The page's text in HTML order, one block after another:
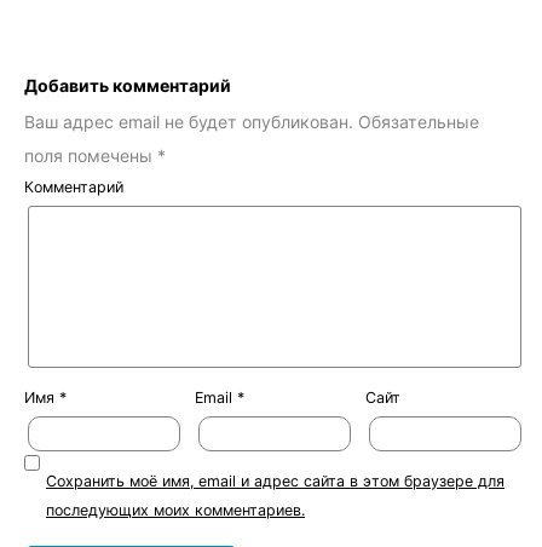
Добавить комментарий
Ваш адрес email не будет опубликован. Обязательные
поля помечены *
Комментарий
Имя * Email * Сайт
Сохранить моё имя, email и адрес сайта в этом браузере для
последующих моих комментариев.